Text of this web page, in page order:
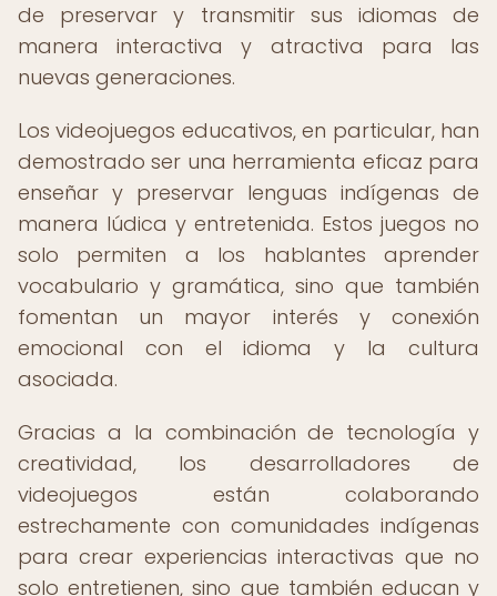
de preservar y transmitir sus idiomas de
manera interactiva y atractiva para las
nuevas generaciones.
Los videojuegos educativos, en particular, han
demostrado ser una herramienta eficaz para
enseñar y preservar lenguas indígenas de
manera lúdica y entretenida. Estos juegos no
solo permiten a los hablantes aprender
vocabulario y gramática, sino que también
fomentan un mayor interés y conexión
emocional con el idioma y la cultura
asociada.
Gracias a la combinación de tecnología y
creatividad, los desarrolladores de
videojuegos están colaborando
estrechamente con comunidades indígenas
para crear experiencias interactivas que no
solo entretienen, sino que también educan y